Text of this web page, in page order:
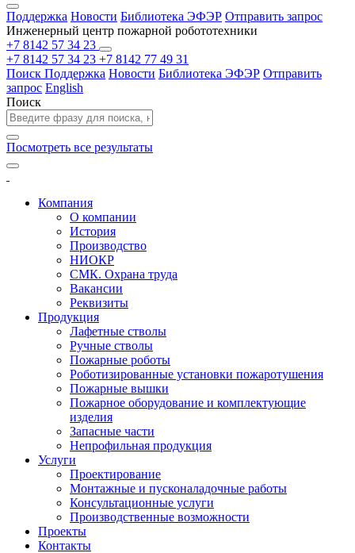
Поддержка Новости Библиотека ЭФЭР Отправить запрос
Инженерный центр пожарной робототехники
+7 8142 57 34 23
+7 8142 57 34 23 +7 8142 77 49 31
Поиск Поддержка Новости Библиотека ЭФЭР Отправить
запрос English
Поиск
Посмотреть все результаты
Компания
О компании
История
Производство
НИОКР
СМК. Охрана труда
Вакансии
Реквизиты
Продукция
Лафетные стволы
Ручные стволы
Пожарные роботы
Роботизированные установки пожаротушения
Пожарные вышки
Пожарное оборудование и комплектующие
изделия
Запасные части
Непрофильная продукция
Услуги
Проектирование
Монтажные и пусконаладочные работы
Консультационные услуги
Производственные возможности
Проекты
Контакты